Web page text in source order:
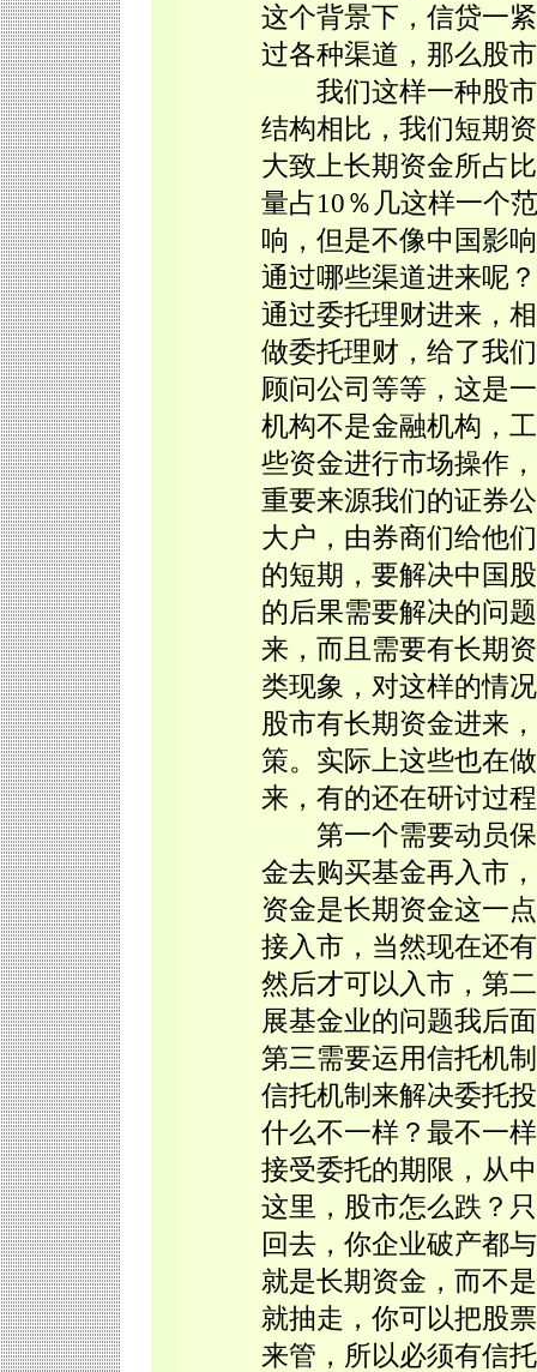
这个背景下，信贷一
过各种渠道，那么股
我们这样一种股市
结构相比，我们短期
大致上长期资金所占
量占10％几这样一个
响，但是不像中国影
通过哪些渠道进来呢
通过委托理财进来，
做委托理财，给了我
顾问公司等等，这是
机构不是金融机构，
些资金进行市场操作
重要来源我们的证券
大户，由券商们给他
的短期，要解决中国
的后果需要解决的问
来，而且需要有长期
类现象，对这样的情
股市有长期资金进来
策。实际上这些也在
来，有的还在研讨过
第一个需要动员保
金去购买基金再入市
资金是长期资金这一
接入市，当然现在还
然后才可以入市，第
展基金业的问题我后
第三需要运用信托机
信托机制来解决委托
什么不一样？最不一
接受委托的期限，从
这里，股市怎么跌？
回去，你企业破产都
就是长期资金，而不
就抽走，你可以把股
来管，所以必须有信